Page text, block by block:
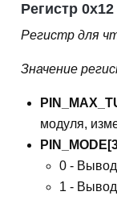
Регистр
Регистр для
Значение
модуля,
0 -
1 - Вывод